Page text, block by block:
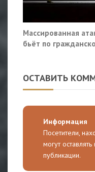
Массированная
бьёт по
ОСТАВИТЬ
Информация
Посетители,
могут
публикации.